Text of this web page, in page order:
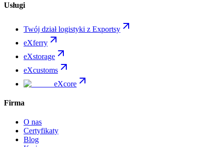
Usługi
Twój dział logistyki z Exportsy
eXferry
eXstorage
eXcustoms
eXcore
Firma
O nas
Certyfikaty
Blog